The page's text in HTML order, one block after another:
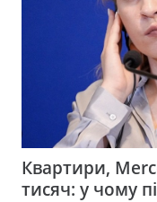
Квартири,
тисяч: у чому